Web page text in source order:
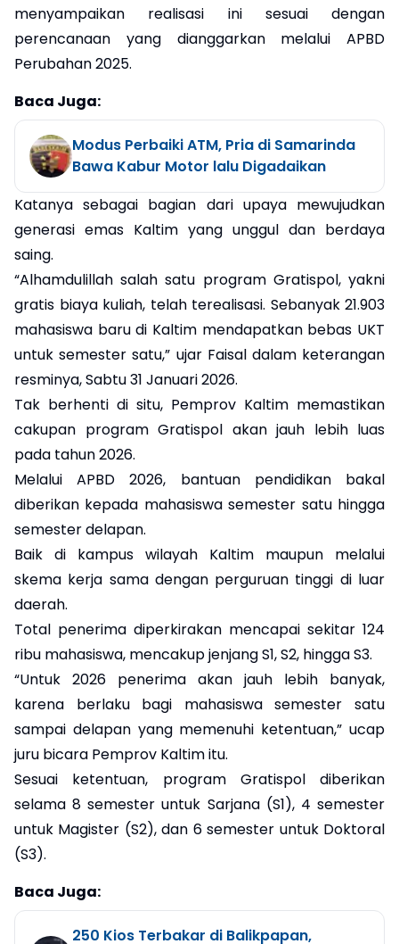
menyampaikan realisasi ini sesuai dengan
perencanaan yang dianggarkan melalui APBD
Perubahan 2025.
Baca Juga:
Modus Perbaiki ATM, Pria di Samarinda
Bawa Kabur Motor lalu Digadaikan
Katanya sebagai bagian dari upaya mewujudkan
generasi emas Kaltim yang unggul dan berdaya
saing.
“Alhamdulillah salah satu program Gratispol, yakni
gratis biaya kuliah, telah terealisasi. Sebanyak 21.903
mahasiswa baru di Kaltim mendapatkan bebas UKT
untuk semester satu,” ujar Faisal dalam keterangan
resminya, Sabtu 31 Januari 2026.
Tak berhenti di situ, Pemprov Kaltim memastikan
cakupan program Gratispol akan jauh lebih luas
pada tahun 2026.
Melalui APBD 2026, bantuan pendidikan bakal
diberikan kepada mahasiswa semester satu hingga
semester delapan.
Baik di kampus wilayah Kaltim maupun melalui
skema kerja sama dengan perguruan tinggi di luar
daerah.
Total penerima diperkirakan mencapai sekitar 124
ribu mahasiswa, mencakup jenjang S1, S2, hingga S3.
“Untuk 2026 penerima akan jauh lebih banyak,
karena berlaku bagi mahasiswa semester satu
sampai delapan yang memenuhi ketentuan,” ucap
juru bicara Pemprov Kaltim itu.
Sesuai ketentuan, program Gratispol diberikan
selama 8 semester untuk Sarjana (S1), 4 semester
untuk Magister (S2), dan 6 semester untuk Doktoral
(S3).
Baca Juga:
250 Kios Terbakar di Balikpapan,